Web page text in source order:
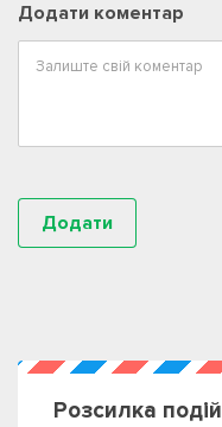
Додати коментар
Розсилка подій